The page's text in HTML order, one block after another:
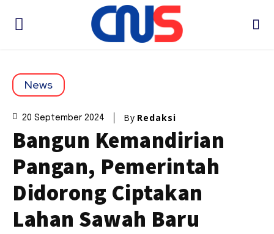
News
20 September 2024 By Redaksi
Bangun Kemandirian
Pangan, Pemerintah
Didorong Ciptakan
Lahan Sawah Baru